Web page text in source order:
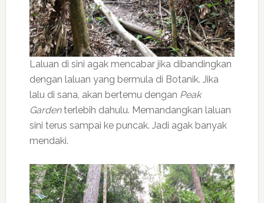
Laluan di sini agak mencabar jika dibandingkan
dengan laluan yang bermula di Botanik. Jika
lalu di sana, akan bertemu dengan Peak
Gardenterlebih dahulu. Memandangkan laluan
sini terus sampai ke puncak. Jadi agak banyak
mendaki.